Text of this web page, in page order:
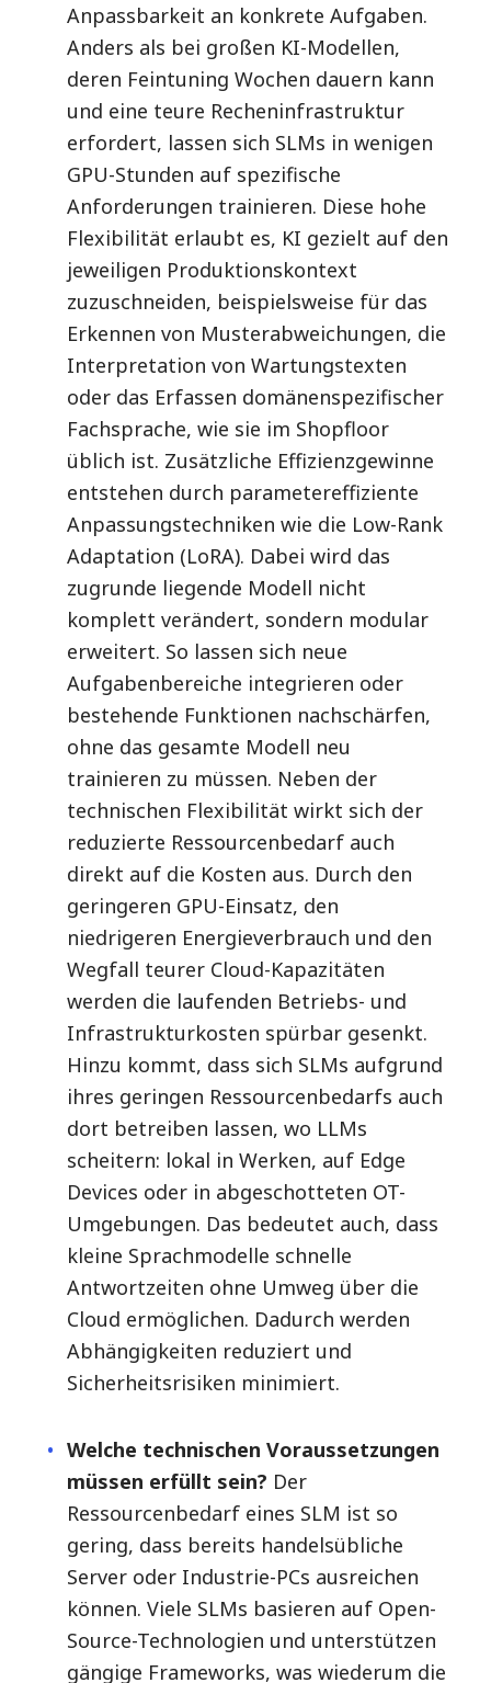
Anpassbarkeit an konkrete Aufgaben.
Anders als bei großen KI-Modellen,
deren Feintuning Wochen dauern kann
und eine teure Recheninfrastruktur
erfordert, lassen sich SLMs in wenigen
GPU-Stunden auf spezifische
Anforderungen trainieren. Diese hohe
Flexibilität erlaubt es, KI gezielt auf den
jeweiligen Produktionskontext
zuzuschneiden, beispielsweise für das
Erkennen von Musterabweichungen, die
Interpretation von Wartungstexten
oder das Erfassen domänenspezifischer
Fachsprache, wie sie im Shopfloor
üblich ist. Zusätzliche Effizienzgewinne
entstehen durch parametereffiziente
Anpassungstechniken wie die Low-Rank
Adaptation (LoRA). Dabei wird das
zugrunde liegende Modell nicht
komplett verändert, sondern modular
erweitert. So lassen sich neue
Aufgabenbereiche integrieren oder
bestehende Funktionen nachschärfen,
ohne das gesamte Modell neu
trainieren zu müssen. Neben der
technischen Flexibilität wirkt sich der
reduzierte Ressourcenbedarf auch
direkt auf die Kosten aus. Durch den
geringeren GPU-Einsatz, den
niedrigeren Energieverbrauch und den
Wegfall teurer Cloud-Kapazitäten
werden die laufenden Betriebs- und
Infrastrukturkosten spürbar gesenkt.
Hinzu kommt, dass sich SLMs aufgrund
ihres geringen Ressourcenbedarfs auch
dort betreiben lassen, wo LLMs
scheitern: lokal in Werken, auf Edge
Devices oder in abgeschotteten OT-
Umgebungen. Das bedeutet auch, dass
kleine Sprachmodelle schnelle
Antwortzeiten ohne Umweg über die
Cloud ermöglichen. Dadurch werden
Abhängigkeiten reduziert und
Sicherheitsrisiken minimiert.
Welche technischen Voraussetzungen
müssen erfüllt sein? Der
Ressourcenbedarf eines SLM ist so
gering, dass bereits handelsübliche
Server oder Industrie-PCs ausreichen
können. Viele SLMs basieren auf Open-
Source-Technologien und unterstützen
gängige Frameworks, was wiederum die